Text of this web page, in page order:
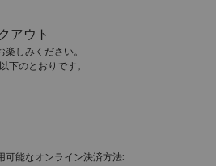
アウト
しみください。
下のとおりです。
可能なオンライン決済方法: